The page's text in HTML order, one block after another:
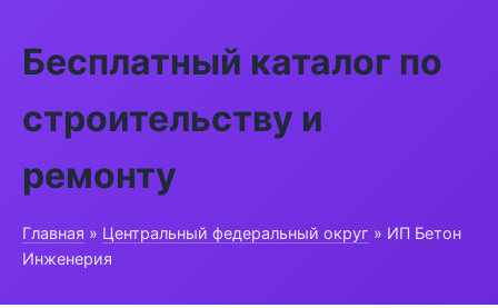
Бесплатный каталог по
строительству и
ремонту
Главная » Центральный федеральный округ » ИП Бетон
Инженерия